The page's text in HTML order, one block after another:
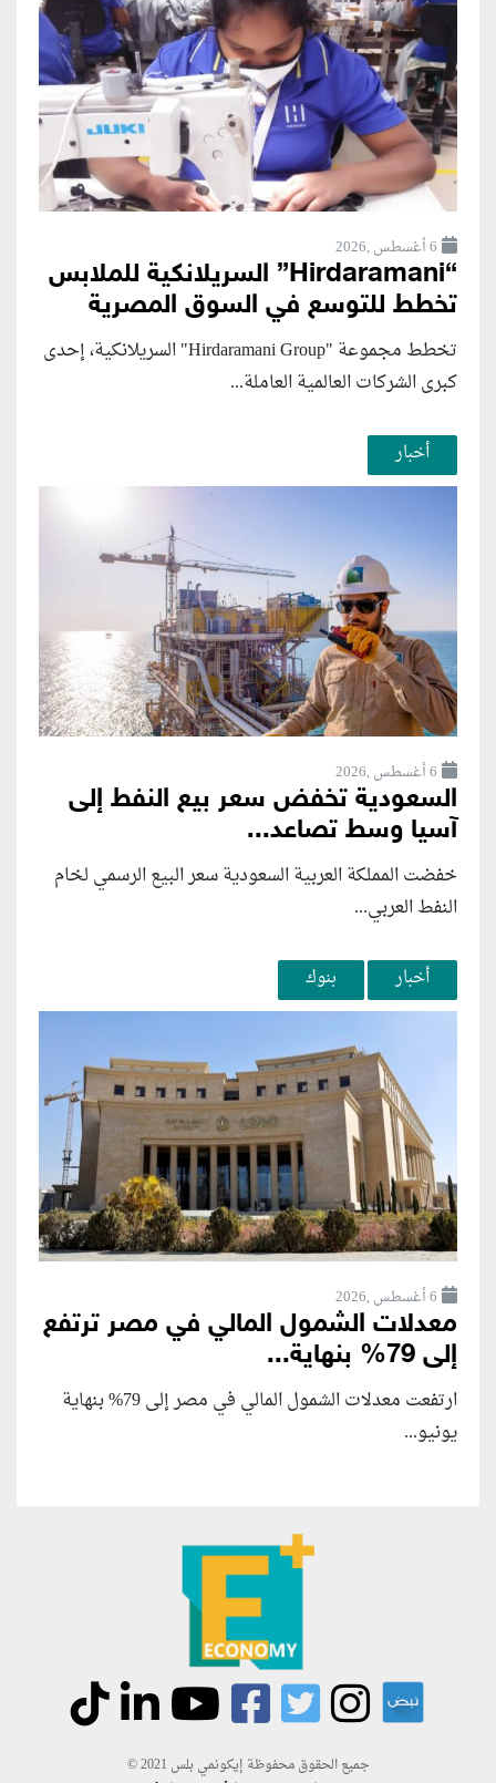
6 أغسطس ,2026
“Hirdaramani” السريلانكية للملابس
تخطط للتوسع في السوق المصرية
تخطط مجموعة "Hirdaramani Group" السريلانكية، إحدى
كبرى الشركات العالمية العاملة...
أخبار
6 أغسطس ,2026
السعودية تخفض سعر بيع النفط إلى
آسيا وسط تصاعد...
خفضت المملكة العربية السعودية سعر البيع الرسمي لخام
النفط العربي...
أخبار بنوك
6 أغسطس ,2026
معدلات الشمول المالي في مصر ترتفع
إلى 79% بنهاية...
ارتفعت معدلات الشمول المالي في مصر إلى 79% بنهاية
يونيو...
جميع الحقوق محفوظة إيكونمي بلس 2021 ©